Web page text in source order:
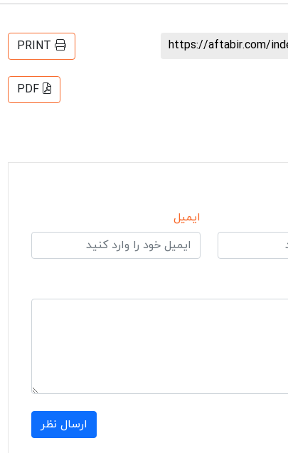
https://aftabir.com/
PRINT
PDF
ایمیل
ارسال نظر